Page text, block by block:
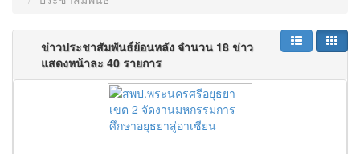
ข่าวประชาสัมพันธ์ย้อนหลัง จำนวน 18 ข่าว
แสดงหน้าละ 40 รายการ